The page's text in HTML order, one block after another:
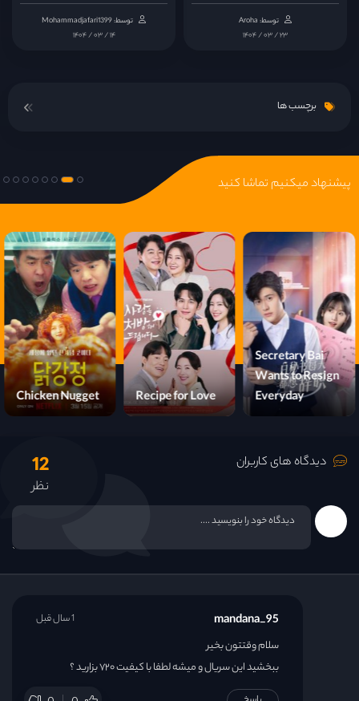
قسمت 15
قسمت 18
قسمت 20
قسمت 21
قسمت 22
قسمت 23
قسمت 25
قسمت 26
قسمت 29
توسط: Aroha
۱۴۰۴ / ۰۳ / ۲۳
توسط: Mohammadjafari1399
۱۴۰۴ / ۰۳ / ۱۴
برچسب ها
پیشنهاد میکنیم تماشا کنید
Recipe for Love
Chicken Nugget
My Beloved
Wife
دیدگاه های کاربران 12
نظر
mandana_95
سلام وقتتون بخیر
ببخشید این سریال و میشه لطفا با کیفیت ۷۲۰ بزارید ؟
1 سال قبل